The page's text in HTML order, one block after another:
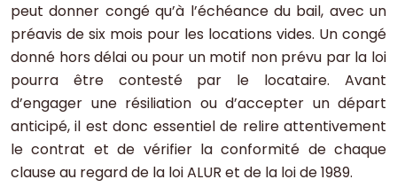
peut donner congé qu’à l’échéance du bail, avec un
préavis de six mois pour les locations vides. Un congé
donné hors délai ou pour un motif non prévu par la loi
pourra être contesté par le locataire. Avant
d’engager une résiliation ou d’accepter un départ
anticipé, il est donc essentiel de relire attentivement
le contrat et de vérifier la conformité de chaque
clause au regard de la loi ALUR et de la loi de 1989.